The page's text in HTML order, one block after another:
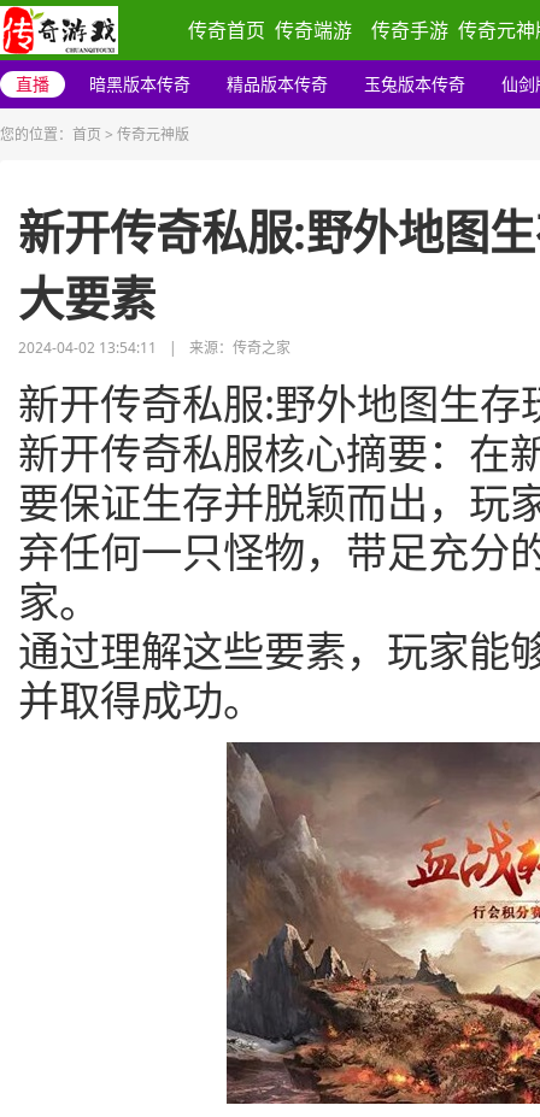
传奇首页 传奇端游 传奇手游 传奇元神
直播 暗黑版本传奇 精品版本传奇 玉兔版本传奇 仙剑
您的位置： 首页 > 传奇元神版
新开传奇私服:野外地图
大要素
2024-04-02 13:54:11 | 来源：传奇之家
新开传奇私服:野外地图生
新开传奇私服核心摘要：在
要保证生存并脱颖而出，玩
弃任何一只怪物，带足充分
家。
通过理解这些要素，玩家能
并取得成功。